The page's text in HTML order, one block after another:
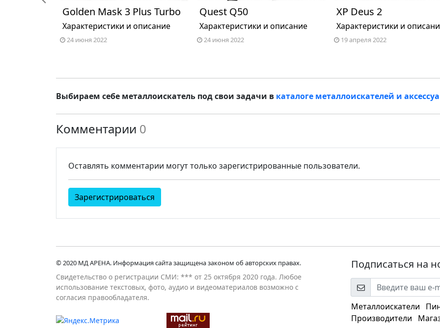
Golden Mask 3 Plus Turbo
Характеристики и описание
24 июня 2022
Quest Q50
Характеристики и описание
24 июня 2022
XP Deus 2
Характеристики и
19 апреля 2022
Выбираем себе металлоискатель под свои задачи в каталоге металлоискателей и
Комментарии 0
Оставлять комментарии могут только зарегистрированные пользователи.
Зарегистрироваться
© 2020 МД АРЕНА. Информация сайта защищена законом об авторских правах.
Свидетельство о регистрации СМИ: *** от 25 октября 2020 года. Любое
использование текстовых, фото, аудио и видеоматериалов возможно с
согласия правообладателя.
Подписаться на
Металлоискатели
Производители